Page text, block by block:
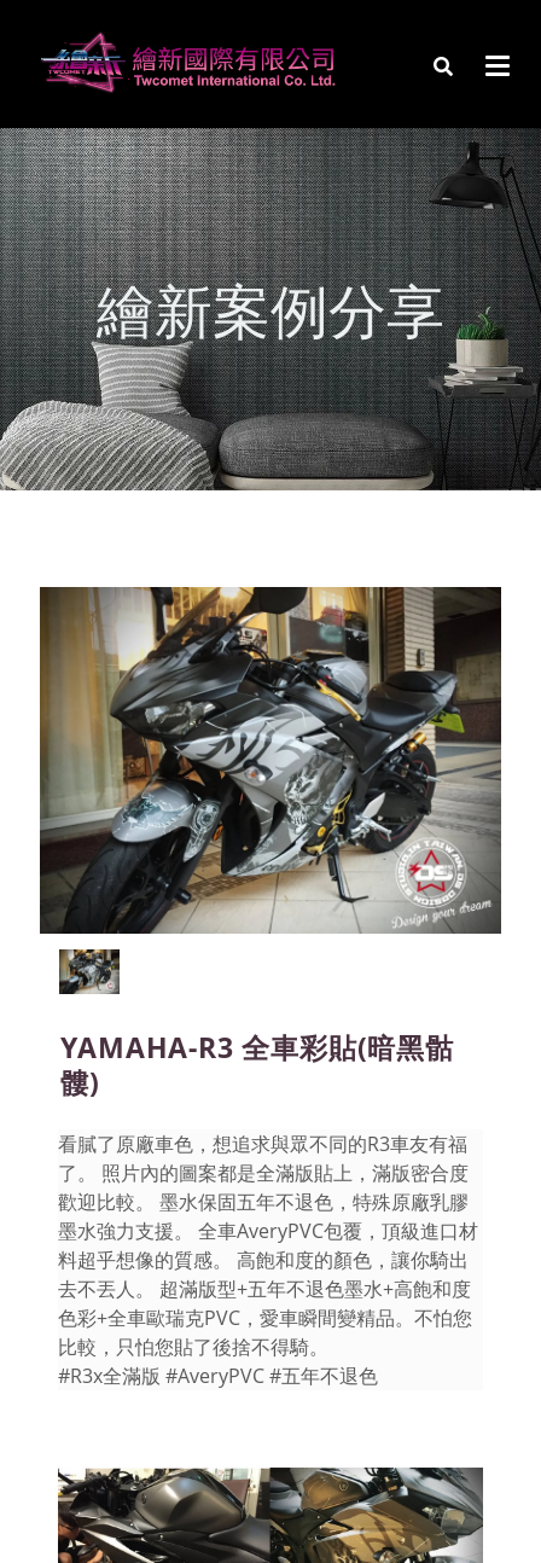
繪新案例分享
YAMAHA-R3 全車彩貼(暗黑骷
髏)
看膩了原廠車色，想追求與眾不同的R3車友有福
了。 照片內的圖案都是全滿版貼上，滿版密合度
歡迎比較。 墨水保固五年不退色，特殊原廠乳膠
墨水強力支援。 全車AveryPVC包覆，頂級進口材
料超乎想像的質感。 高飽和度的顏色，讓你騎出
去不丟人。 超滿版型+五年不退色墨水+高飽和度
色彩+全車歐瑞克PVC，愛車瞬間變精品。不怕您
比較，只怕您貼了後捨不得騎。
#R3x全滿版 #AveryPVC #五年不退色